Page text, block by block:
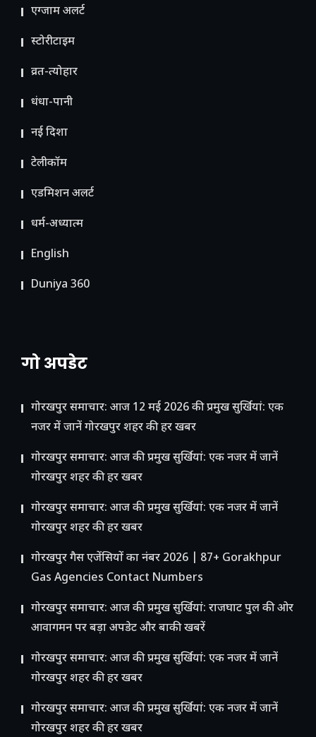
एग्जाम अलर्ट
स्टोरीटाइम
व्रत-त्योहार
धंधा-पानी
नई दिशा
टेलीकॉम
ए​डमिशन अलर्ट
धर्म-अध्यात्म
English
Duniya 360
गो अपडेट
गोरखपुर समाचार: आज 12 मई 2026 की प्रमुख सुर्खियां: एक
नजर में जानें गोरखपुर शहर की हर खबर
गोरखपुर समाचार: आज की प्रमुख सुर्खियां: एक नजर में जानें
गोरखपुर शहर की हर खबर
गोरखपुर समाचार: आज की प्रमुख सुर्खियां: एक नजर में जानें
गोरखपुर शहर की हर खबर
गोरखपुर गैस एजेंसियों का नंबर 2026 | 87+ Gorakhpur
Gas Agencies Contact Numbers
गोरखपुर समाचार: आज की प्रमुख सुर्खियां: राजघाट पुल की ओर
आवागमन पर बड़ा अपडेट और बाकी खबरें
गोरखपुर समाचार: आज की प्रमुख सुर्खियां: एक नजर में जानें
गोरखपुर शहर की हर खबर
गोरखपुर समाचार: आज की प्रमुख सुर्खियां: एक नजर में जानें
गोरखपुर शहर की हर खबर